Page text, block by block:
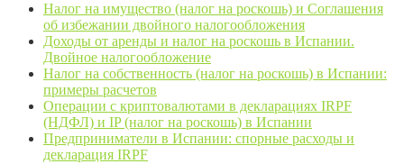
Налог на имущество (налог на роскошь) и Соглашения
об избежании двойного налогообложения
Доходы от аренды и налог на роскошь в Испании.
Двойное налогообложение
Налог на собственность (налог на роскошь) в Испании:
примеры расчетов
Операции с криптовалютами в декларациях IRPF
(НДФЛ) и IP (налог на роскошь) в Испании
Предприниматели в Испании: спорные расходы и
декларация IRPF